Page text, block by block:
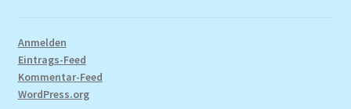
Anmelden
Eintrags-Feed
Kommentar-Feed
WordPress.org